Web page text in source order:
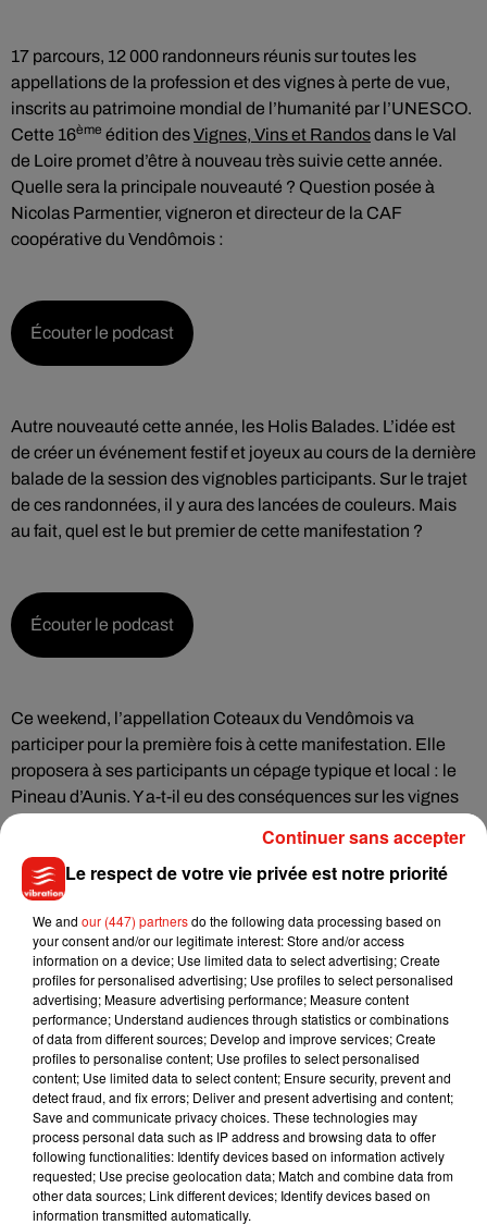
17 parcours, 12 000 randonneurs réunis sur toutes les
appellations de la profession et des vignes à perte de vue,
inscrits au patrimoine mondial de l’humanité par l’UNESCO.
Cette 16ème édition desVignes, Vins et Randosdans le Val
de Loire promet d’être à nouveau très suivie cette année.
Quelle sera la principale nouveauté ? Question posée à
Nicolas Parmentier, vigneron et directeur de la CAF
coopérative du Vendômois :
Écouter le podcast
Autre nouveauté cette année, les Holis Balades. L’idée est
de créer un événement festif et joyeux au cours de la dernière
balade de la session des vignobles participants. Sur le trajet
de ces randonnées, il y aura des lancées de couleurs. Mais
au fait, quel est le but premier de cette manifestation ?
Écouter le podcast
Ce weekend, l’appellation Coteaux du Vendômois va
participer pour la première fois à cette manifestation. Elle
proposera à ses participants un cépage typique et local : le
Pineau d’Aunis. Y a-t-il eu des conséquences sur les vignes
en raison du climat ?
Écouter le podcast
Et après de telles randonnées à travers ces paysages,
certains seront peut-être tentés de jouer les prolongations en
participant aux vendanges. En attendant, sachez qu’il reste
des places pour participer à cette manifestation. Pour les
Coteaux-en-Vendômois, 30 places pour dimanche matin.
Les randonnées débutent à 9h30.
Le respect de votre vie privée est notre priorité
We and our (447) partnersdo the following data processing based on
your consent and/or our legitimate interest: Store and/or access
information on a device; Use limited data to select advertising; Create
profiles for personalised advertising; Use profiles to select personalised
advertising; Measure advertising performance; Measure content
performance; Understand audiences through statistics or combinations
of data from different sources; Develop and improve services; Create
profiles to personalise content; Use profiles to select personalised
content; Use limited data to select content; Ensure security, prevent and
detect fraud, and fix errors; Deliver and present advertising and content;
Save and communicate privacy choices. These technologies may
process personal data such as IP address and browsing data to offer
following functionalities: Identify devices based on information actively
requested; Use precise geolocation data; Match and combine data from
other data sources; Link different devices; Identify devices based on
information transmitted automatically.
Continuer sans accepter